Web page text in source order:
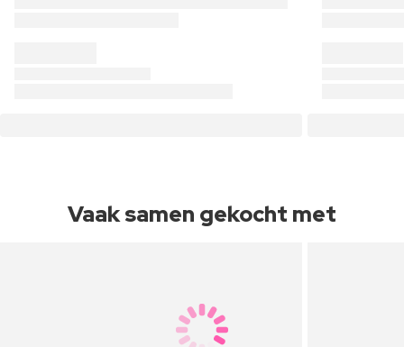
Vaak samen gekocht met